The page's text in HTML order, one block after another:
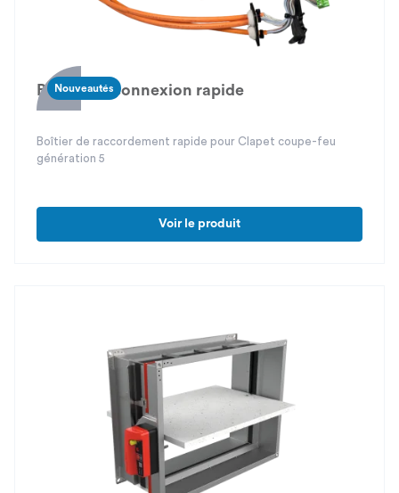
Nouveautés
Boîtier de connexion rapide
Boîtier de raccordement rapide pour Clapet coupe-feu
génération 5
Voir le produit